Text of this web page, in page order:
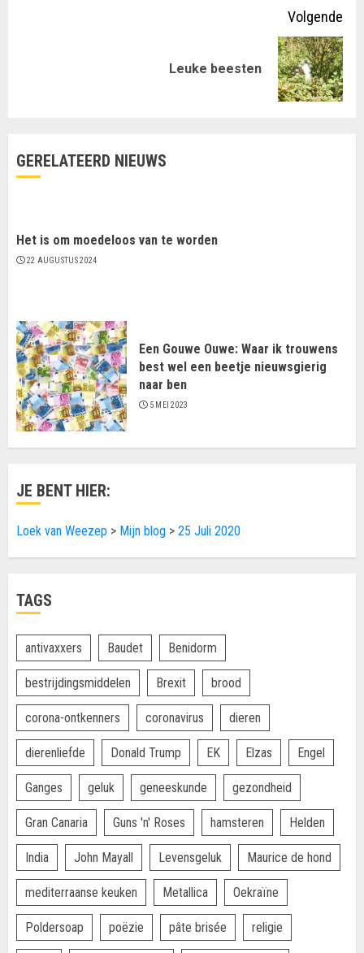
Volgende
Leuke beesten
GERELATEERD NIEUWS
Het is om moedeloos van te worden
22 AUGUSTUS 2024
Een Gouwe Ouwe: Waar ik trouwens
best wel een beetje nieuwsgierig
naar ben
5 MEI 2023
JE BENT HIER:
Loek van Weezep > Mijn blog > 25 Juli 2020
TAGS
antivaxxers Baudet Benidorm
bestrijdingsmiddelen Brexit brood
corona-ontkenners coronavirus dieren
dierenliefde Donald Trump EK Elzas Engel
Ganges geluk geneeskunde gezondheid
Gran Canaria Guns 'n' Roses hamsteren Helden
India John Mayall Levensgeluk Maurice de hond
mediterraanse keuken Metallica Oekraïne
Poldersoap poëzie pâte brisée religie